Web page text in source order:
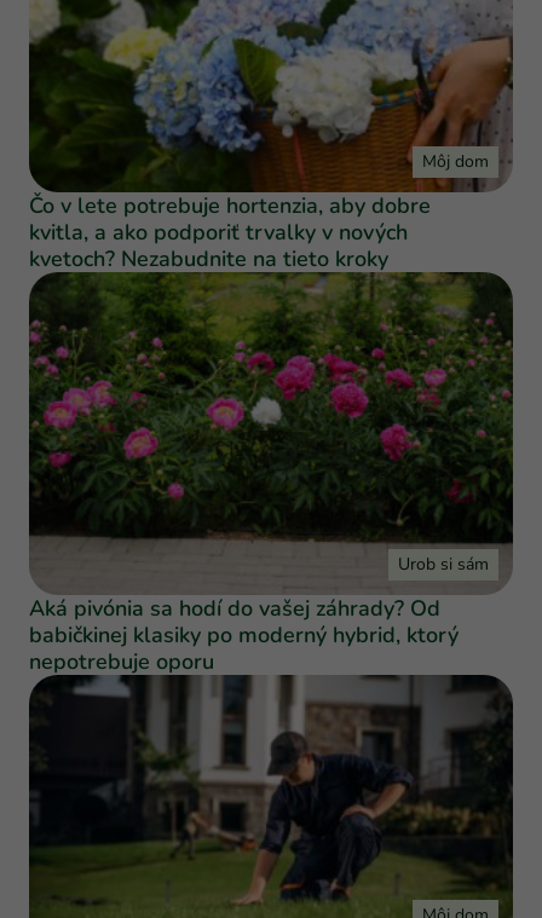
Môj dom
Čo v lete potrebuje hortenzia, aby dobre
kvitla, a ako podporiť trvalky v nových
kvetoch? Nezabudnite na tieto kroky
Urob si sám
Aká pivónia sa hodí do vašej záhrady? Od
babičkinej klasiky po moderný hybrid, ktorý
nepotrebuje oporu